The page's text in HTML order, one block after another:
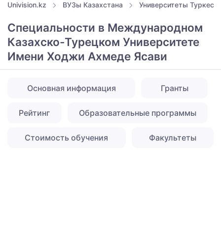
Univision.kz ВУЗы Казахстана Университеты
Специальности в Международном
Казахско-Турецком Университете
Имени Ходжи Ахмеде Ясави
Основная информация Гранты
Рейтинг Образовательные программы
Стоимость обучения Факультеты